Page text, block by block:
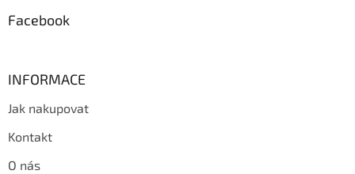
Facebook
INFORMACE
Jak nakupovat
Kontakt
O nás